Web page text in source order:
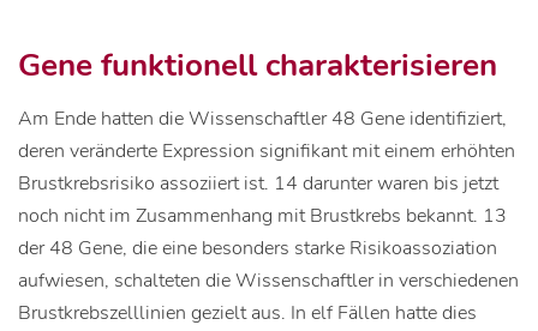
Gene funktionell charakterisieren
Am Ende hatten die Wissenschaftler 48 Gene identifiziert,
deren veränderte Expression signifikant mit einem erhöhten
Brustkrebsrisiko assoziiert ist. 14 darunter waren bis jetzt
noch nicht im Zusammenhang mit Brustkrebs bekannt. 13
der 48 Gene, die eine besonders starke Risikoassoziation
aufwiesen, schalteten die Wissenschaftler in verschiedenen
Brustkrebszelllinien gezielt aus. In elf Fällen hatte dies